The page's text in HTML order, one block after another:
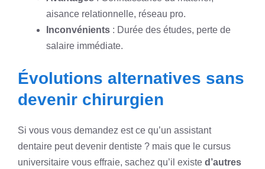
aisance relationnelle, réseau pro.
Inconvénients : Durée des études, perte de
salaire immédiate.
Évolutions alternatives sans
devenir chirurgien
Si vous vous demandez est ce qu’un assistant
dentaire peut devenir dentiste ? mais que le cursus
universitaire vous effraie, sachez qu’il existe d’autres